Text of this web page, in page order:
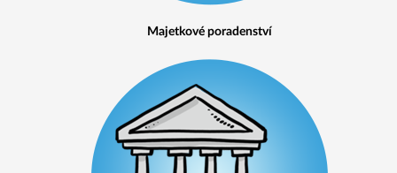
Majetkové poradenství